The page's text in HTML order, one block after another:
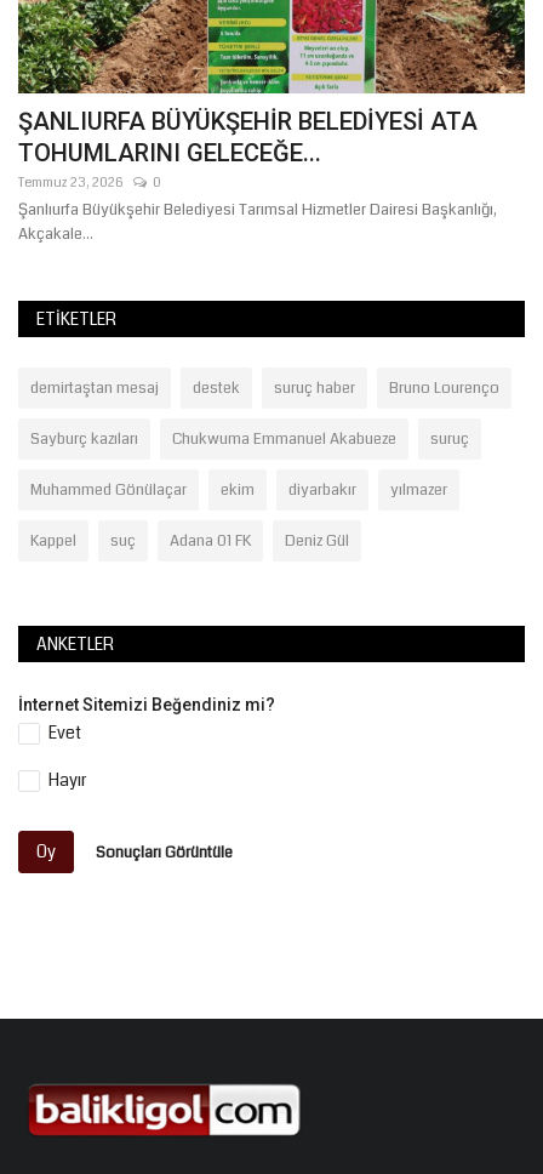
ŞANLIURFA BÜYÜKŞEHİR BELEDİYESİ ATA
TOHUMLARINI GELECEĞE...
Temmuz 23, 2026 0
Şanlıurfa Büyükşehir Belediyesi Tarımsal Hizmetler Dairesi Başkanlığı,
Akçakale...
ETIKETLER
demirtaştan mesaj destek suruç haber Bruno Lourenço
Sayburç kazıları Chukwuma Emmanuel Akabueze suruç
Muhammed Gönülaçar ekim diyarbakır yılmazer
Kappel suç Adana 01 FK Deniz Gül
ANKETLER
İnternet Sitemizi Beğendiniz mi?
Evet
Hayır
Oy Sonuçları Görüntüle